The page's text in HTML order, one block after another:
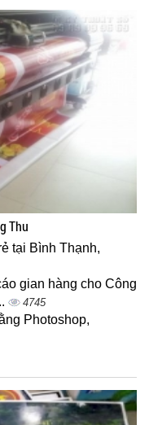
Thu
tại Bình Thạnh,
gian hàng cho Công
4745
Photoshop,